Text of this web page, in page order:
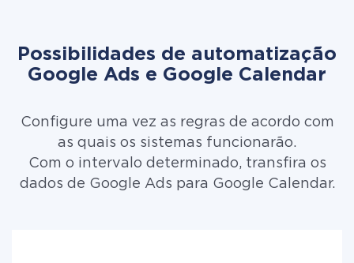
Possibilidades de automatização
Google Ads e Google Calendar
Configure uma vez as regras de acordo com
as quais os sistemas funcionarão.
Com o intervalo determinado, transfira os
dados de Google Ads para Google Calendar.